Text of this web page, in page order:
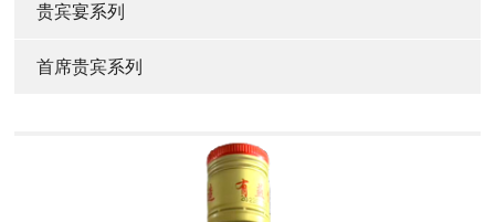
贵宾宴系列
首席贵宾系列